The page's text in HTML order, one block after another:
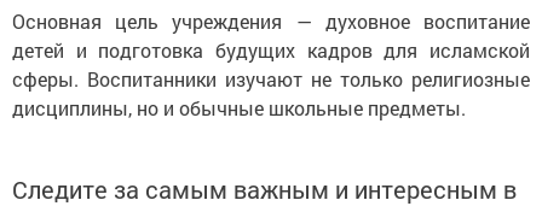
Основная цель учреждения — духовное воспитание
детей и подготовка будущих кадров для исламской
сферы. Воспитанники изучают не только религиозные
дисциплины, но и обычные школьные предметы.
Следите за самым важным и интересным в